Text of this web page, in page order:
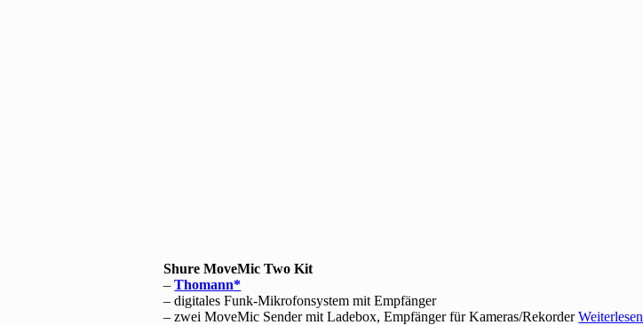
Shure MoveMic Two Kit
–Thomann
– digitales Funk-Mikrofonsystem mit Empfänger
– zwei MoveMic Sender mit Ladebox, Empfänger für Kameras/RekorderWeiterlesen